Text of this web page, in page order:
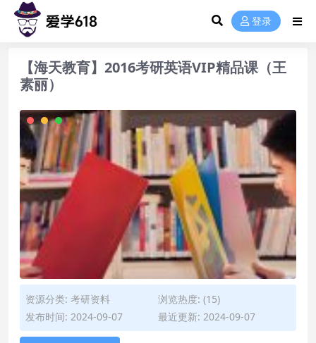
登录
【海天教育】2016考研英语VIP精品课（王
素丽）
资源分类: 考研资料
浏览热度: (15)
发布时间: 2024-09-07
最近更新: 2024-09-07